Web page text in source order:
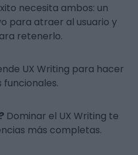
necesita ambos: un
para atraer al usuario y
retenerlo.
UX Writing para hacer
funcionales.
Dominar el UX Writing te
más completas.